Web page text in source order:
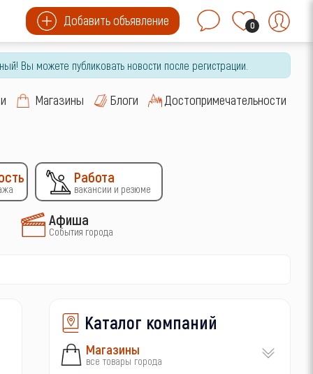
Добавить объявление 0
Вы можете публиковать новости после регистрации.
Магазины Блоги Достопримечательности
Работа
вакансии и резюме
Афиша
События города
Каталог компаний
Магазины
все товары города